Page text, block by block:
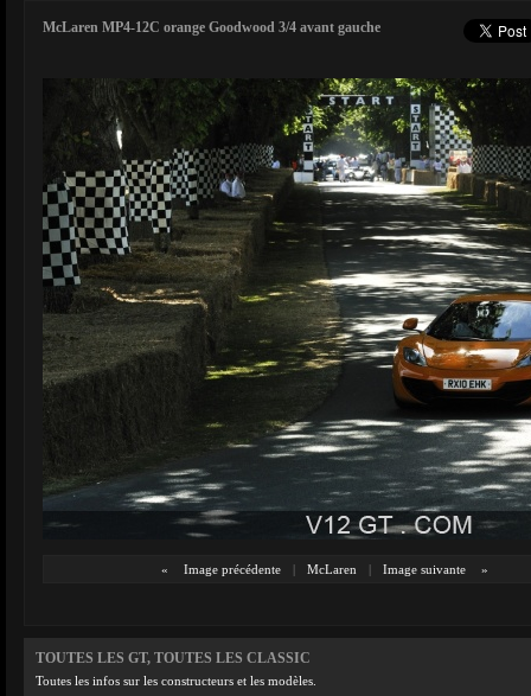
McLaren MP4-12C orange Goodwood 3/4 avant gauche
« Image précédente | McLaren | Image suivante »
TOUTES LES GT, TOUTES LES CLASSIC
Toutes les infos sur les constructeurs et les modèles.